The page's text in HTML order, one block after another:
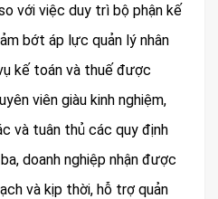
với việc duy trì bộ phận kế
bớt áp lực quản lý nhân
kế toán và thuế được
viên giàu kinh nghiệm,
và tuân thủ các quy định
doanh nghiệp nhận được
và kịp thời, hỗ trợ quản